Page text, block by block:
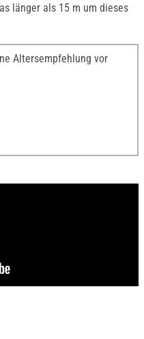
länger als 15 m um dieses
Altersempfehlung vor